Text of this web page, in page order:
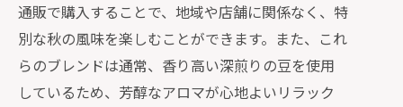
通販で購入することで、地域や店舗に関係なく、特
別な秋の風味を楽しむことができます。また、これ
らのブレンドは通常、香り高い深煎りの豆を使用
しているため、芳醇なアロマが心地よいリラック